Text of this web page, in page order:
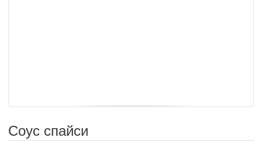
Соус спайси